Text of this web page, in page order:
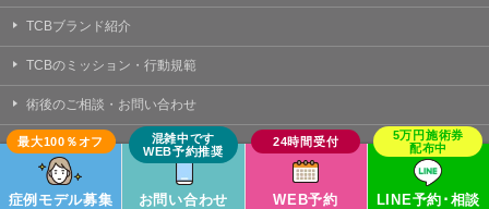
TCBブランド紹介
TCBのミッション・行動規範
術後のご相談・お問い合わせ
症例モデル募集
死亡事故リスクゼロへの取り組み
症例モデル募集 お問い合わせ WEB予約 LINE予約･相談